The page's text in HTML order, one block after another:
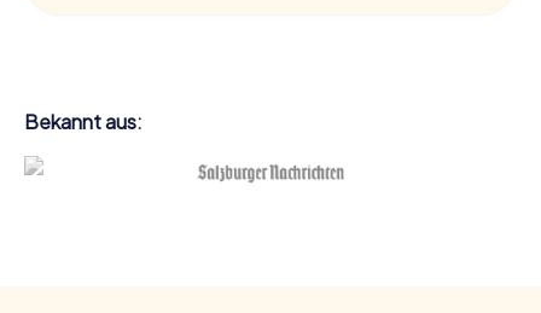
Bekannt aus: